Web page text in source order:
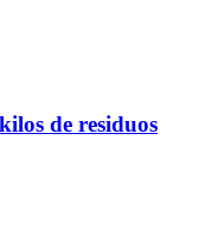
de residuos